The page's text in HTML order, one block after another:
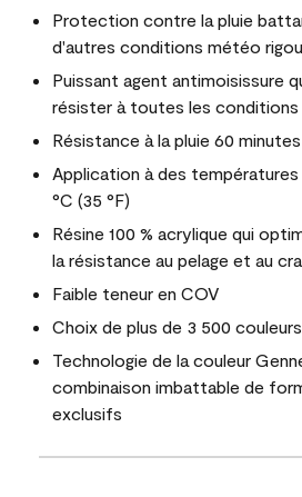
Protection contre la pluie
d'autres conditions météo
Puissant agent antimoisissure
résister à toutes les conditions
Résistance à la pluie 60
Application à des températures
°C (35 °F)
Résine 100 % acrylique qui
la résistance au pelage et au
Faible teneur en COV
Choix de plus de 3 500
Technologie de la couleur
combinaison imbattable de
exclusifs